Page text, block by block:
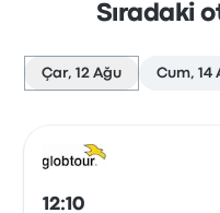
Sıradaki
Çar, 12 Ağu Cum, 14
12:10